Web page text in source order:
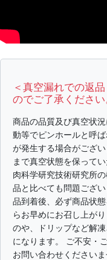
＜真空漏れでの返
のでご了承ください
商品の品質及び真空状
動等でピンホールと呼
が発生する場合がござ
まで真空状態を保って
肉科学研究技術研究所
品と比べても問題ござ
品到着後、必ず商品状
らお早めにお召し上が
のや、ドリップなど解
になります。 ご不安・
お問い合わせくださいま